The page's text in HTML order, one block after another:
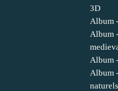
3D
Album
Album
Album
Album
naturels